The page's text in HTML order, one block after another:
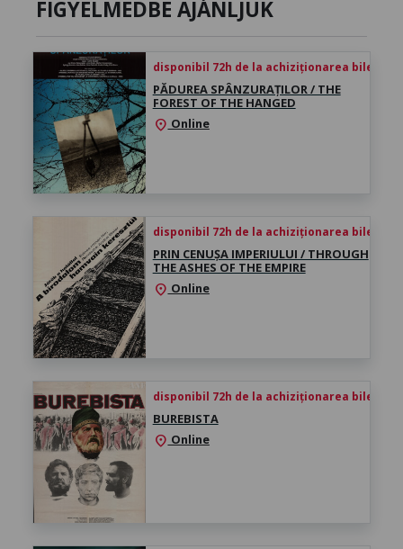
FIGYELMEDBE AJÁNLJUK
disponibil 72h de la achiziționarea biletului
PĂDUREA SPÂNZURAȚILOR / THE
FOREST OF THE HANGED
location_on Online
disponibil 72h de la achiziționarea biletului
PRIN CENUȘA IMPERIULUI / THROUGH
THE ASHES OF THE EMPIRE
location_on Online
disponibil 72h de la achiziționarea biletului
BUREBISTA
location_on Online